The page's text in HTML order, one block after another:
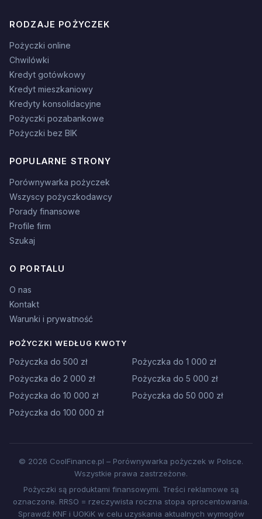
RODZAJE POŻYCZEK
Pożyczki online
Chwilówki
Kredyt gotówkowy
Kredyt mieszkaniowy
Kredyty konsolidacyjne
Pożyczki pozabankowe
Pożyczki bez BIK
POPULARNE STRONY
Porównywarka pożyczek
Wszyscy pożyczkodawcy
Porady finansowe
Profile firm
Szukaj
O PORTALU
O nas
Kontakt
Warunki i prywatność
POŻYCZKI WEDŁUG KWOTY
Pożyczka do 500 zł
Pożyczka do 1 000 zł
Pożyczka do 2 000 zł
Pożyczka do 5 000 zł
Pożyczka do 10 000 zł
Pożyczka do 50 000 zł
Pożyczka do 100 000 zł
© 2026 CoolFinance.pl – Porównywarka pożyczek w Polsce.
Wszystkie prawa zastrzeżone.
Pożyczki są produktami finansowymi. Treści reklamowe są
oznaczone. RRSO = rzeczywista roczna stopa oprocentowania.
Sprawdź KNF i UOKiK w celu uzyskania aktualnych wymogów